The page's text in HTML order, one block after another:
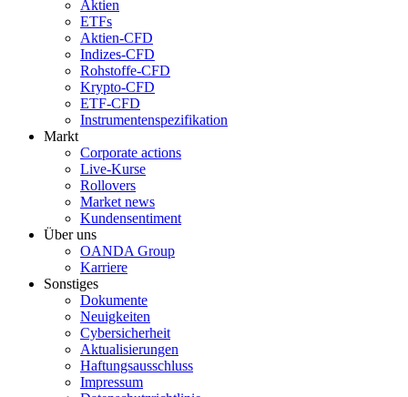
Aktien
ETFs
Aktien-CFD
Indizes-CFD
Rohstoffe-CFD
Krypto-CFD
ETF-CFD
Instrumentenspezifikation
Markt
Corporate actions
Live-Kurse
Rollovers
Market news
Kundensentiment
Über uns
OANDA Group
Karriere
Sonstiges
Dokumente
Neuigkeiten
Cybersicherheit
Aktualisierungen
Haftungsausschluss
Impressum